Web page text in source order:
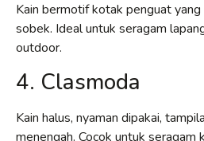
Kain bermotif kotak penguat
sobek. Ideal untuk seragam
outdoor.
4. Clasmoda
Kain halus, nyaman dipakai,
menengah. Cocok untuk seragam